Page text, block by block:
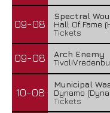
09-08
Spectral
Hall Of Fame
Tickets
09-08
Arch Enemy
10-08
Municipal
Dynamo
Tickets